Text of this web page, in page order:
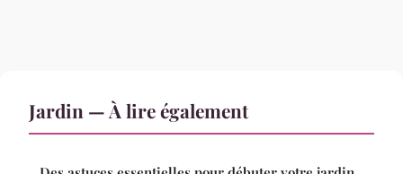
Jardin — À lire également